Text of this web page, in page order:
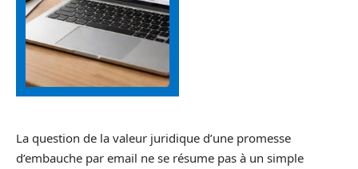
La question de la valeur juridique d’une promesse
d’embauche par email ne se résume pas à un simple